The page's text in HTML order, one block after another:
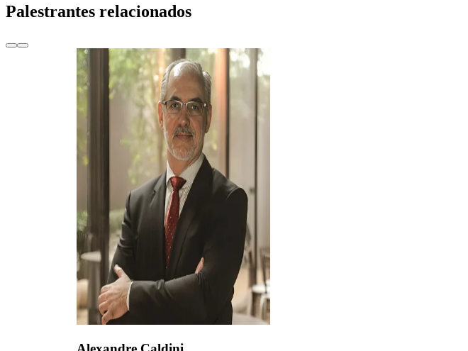
Palestrantes relacionados